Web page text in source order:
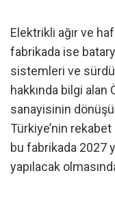
Elektrikli ağır ve
fabrikada ise
sistemleri ve
hakkında bilgi
sanayisinin
Türkiye’nin rekabet
bu fabrikada 2027
yapılacak